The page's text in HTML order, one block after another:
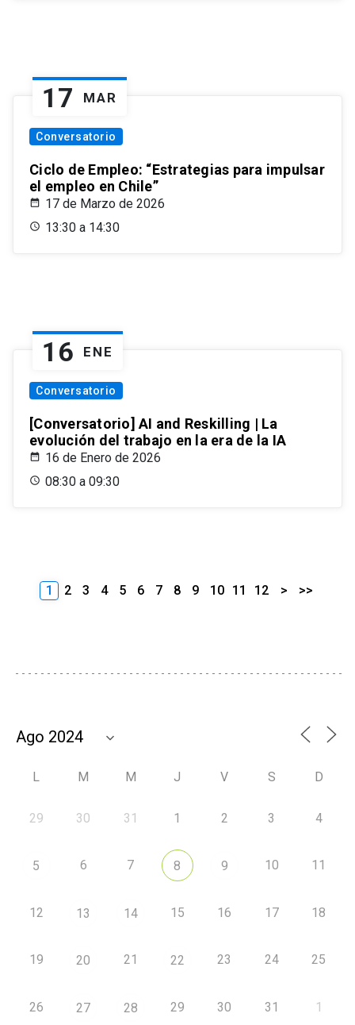
17 MAR
Conversatorio
Ciclo de Empleo: “Estrategias para impulsar
el empleo en Chile”
17 de Marzo de 2026
13:30 a 14:30
16 ENE
Conversatorio
[Conversatorio] AI and Reskilling | La
evolución del trabajo en la era de la IA
16 de Enero de 2026
08:30 a 09:30
1 2 3 4 5 6 7 8 9 10 11 12 > >>
L M M J V S D
29 30 31 1 2 3 4
5 6 7 8 9 10 11
12 13 14 15 16 17 18
19 20 21 22 23 24 25
26 27 28 29 30 31 1